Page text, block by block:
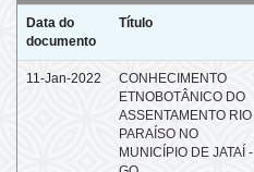
Data do
documento
Título
11-Jan-2022
CONHECIMENTO
ETNOBOTÂNICO DO
ASSENTAMENTO RIO
PARAÍSO NO
MUNICÍPIO DE JATAÍ -